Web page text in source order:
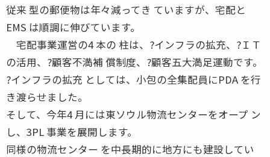
従来 型の郵便物は年々減ってき ていますが、宅配と
EMS は順調に伸びています。
宅配事業運営の4 本の 柱は、?インフラの拡充、?ＩＴ
の活用、?顧客不満補 償制度、?顧客五大満足運動です。
?インフラの拡充 としては、小包の全集配員にPDA を行
き渡らせました。
そして、今年4 月には東ソウル物流センターをオープ ン
し、3PL 事業を展開します。
同様の物流センター を中長期的に地方にも建設してい